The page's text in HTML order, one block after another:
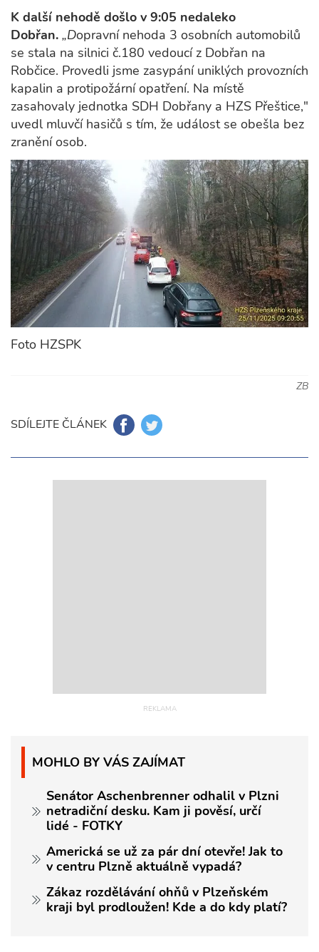
K další nehodě došlo v 9:05 nedaleko
Dobřan. „Dopravní nehoda 3 osobních automobilů
se stala na silnici č.180 vedoucí z Dobřan na
Robčice. Provedli jsme zasypání uniklých provozních
kapalin a protipožární opatření. Na místě
zasahovaly jednotka SDH Dobřany a HZS Přeštice,"
uvedl mluvčí hasičů s tím, že událost se obešla bez
zranění osob.
Foto HZSPK
ZB
SDÍLEJTE ČLÁNEK
MOHLO BY VÁS ZAJÍMAT
Senátor Aschenbrenner odhalil v Plzni
netradiční desku. Kam ji pověsí, určí
lidé - FOTKY
Americká se už za pár dní otevře! Jak to
v centru Plzně aktuálně vypadá?
Zákaz rozdělávání ohňů v Plzeňském
kraji byl prodloužen! Kde a do kdy platí?